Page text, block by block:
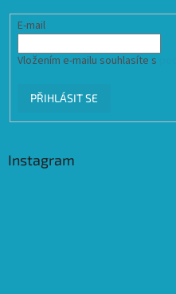
E-mail
Vložením e-mailu souhlasíte s
PŘIHLÁSIT SE
Instagram